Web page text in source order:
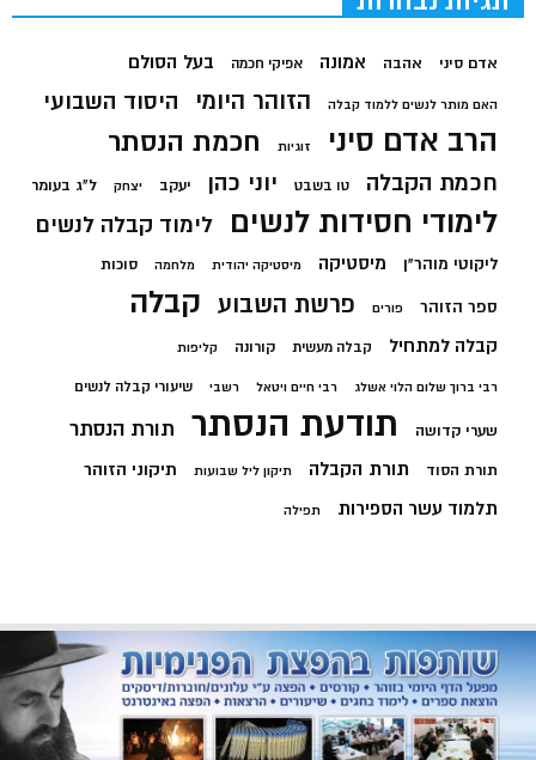
אדם סיני אהבה אמונה אפיקי חכמה בעל הסולם
האם מותר לנשים ללמוד קבלה הזוהר היומי היסוד השבועי
הרב אדם סיני זוגיות חכמת הנסתר
חכמת הקבלה טו בשבט יוני כהן יעקב יצחק ל"ג בעומר
לימודי חסידות לנשים לימוד קבלה לנשים
ליקוטי מוהר"ן מיסטיקה מיסטיקה יהודית מלחמה סוכות
ספר הזוהר פורים פרשת השבוע קבלה
קבלה למתחיל קבלה מעשית קורונה קליפות
רבי ברוך שלום הלוי אשלג רבי חיים ויטאל רשבי שיעורי קבלה לנשים
שערי קדושה תודעת הנסתר תורת הנסתר
תורת הסוד תורת הקבלה תיקון ליל שבועות תיקוני הזוהר
תלמוד עשר הספירות תפילה